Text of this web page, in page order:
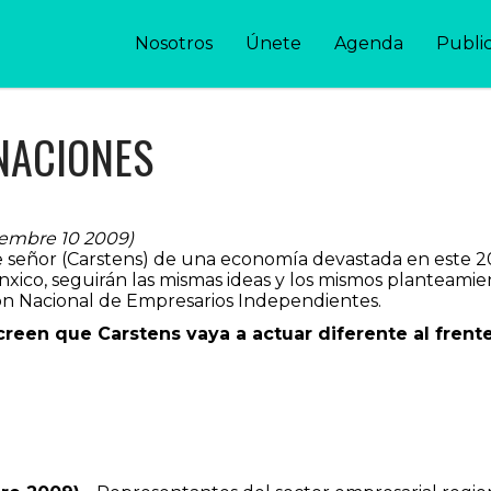
Nosotros Únete Agenda
10 2009)
(Carstens) de una economía devastada en este
seguirán las mismas ideas y los mismos
Nacional de Empresarios Independientes.
que Carstens vaya a actuar diferente al